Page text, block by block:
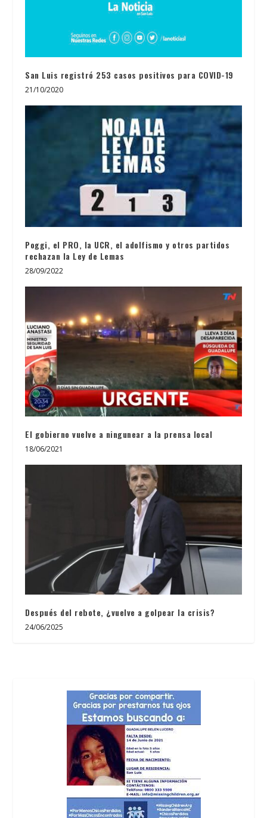
San Luis registró 253 casos positivos para COVID-19
21/10/2020
Poggi, el PRO, la UCR, el adolfismo y otros partidos
rechazan la Ley de Lemas
28/09/2022
El gobierno vuelve a ningunear a la prensa local
18/06/2021
Después del rebote, ¿vuelve a golpear la crisis?
24/06/2025